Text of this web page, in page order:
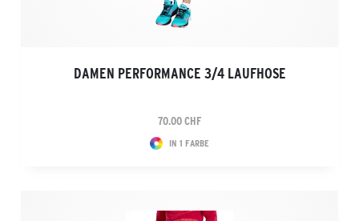
DAMEN PERFORMANCE 3/4 LAUFHOSE
70.00 CHF
IN 1 FARBE